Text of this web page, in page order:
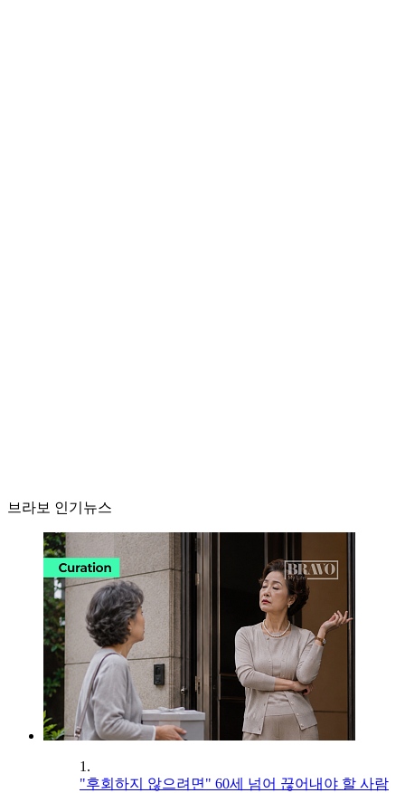
브라보 인기뉴스
1.
"후회하지 않으려면" 60세 넘어 끊어내야 할 사람